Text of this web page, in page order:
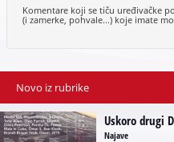
Komentare koji se tiču uređivačke
(i zamerke, pohvale...) koje imate
Novo iz rubrike
Uskoro drugi
Najave